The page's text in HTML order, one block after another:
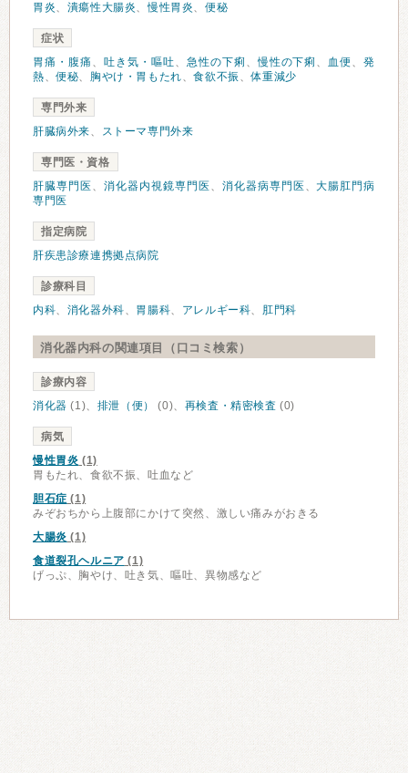
胃炎、 潰瘍性大腸炎、慢性胃炎、便秘
症状
胃痛・腹痛 、 吐き気・嘔吐、 急性の下痢 、慢性の下痢 、 血便、発
熱、便秘、 胸やけ・胃もたれ、食欲不振 、体重減少
専門外来
肝臓病外来、 ストーマ専門外来
専門医・資格
肝臓専門医 、 消化器内視鏡専門医 、 消化器病専門医 、大腸肛門病
専門医
指定病院
肝疾患診療連携拠点病院
診療科目
内科、 消化器外科、 胃腸科、 アレルギー科、 肛門科
消化器内科の関連項目（口コミ検索）
診療内容
消化器 (1)、 排泄（便） (0)、 再検査・精密検査 (0)
病気
慢性胃炎 (1)
胃もたれ、食欲不振、吐血など
胆石症 (1)
みぞおちから上腹部にかけて突然、激しい痛みがおきる
大腸炎 (1)
食道裂孔ヘルニア (1)
げっぷ、胸やけ、吐き気、嘔吐、異物感など